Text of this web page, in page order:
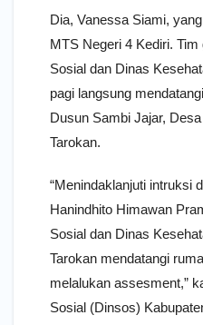
Dia, Vanessa Siami,
MTS Negeri 4 Kediri.
Sosial dan Dinas
pagi langsung
Dusun Sambi Jajar,
Tarokan.
“Menindaklanjuti intruksi
Hanindhito Himawan
Sosial dan Dinas
Tarokan mendatangi
melalukan assesment,”
Sosial (Dinsos)